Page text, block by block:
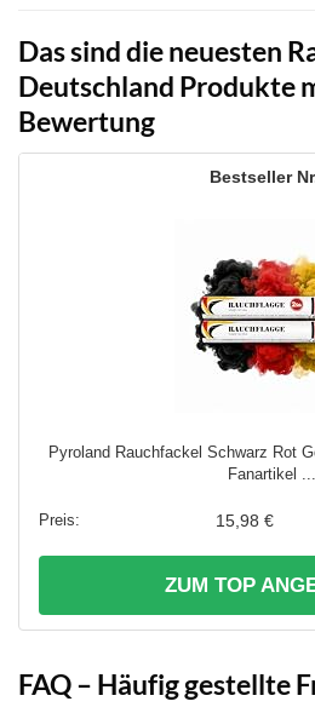
Das sind die neuesten
Deutschland Produkte
Bewertung
Pyroland Rauchfackel Schwarz Rot
Fanartikel ...
15,98 €
ZUM TOP
FAQ – Häufig gestellte